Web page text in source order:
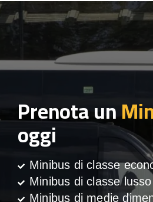
Prenota un
oggi
Minibus di classe
Minibus di classe
Minibus di medie